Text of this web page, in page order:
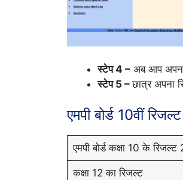
स्टेप 4 – अब आप
स्टेप 5 –छात्र अपना
एमपी बोर्ड 10वीं
एमपी बोर्ड कक्षा 10 के
कक्षा 12 का रिजल्ट